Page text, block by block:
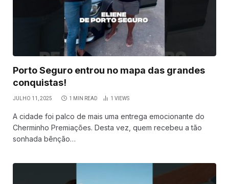
Porto Seguro entrou no mapa das grandes
conquistas!
JULHO 11, 2025 1 MIN READ 1 VIEWS
A cidade foi palco de mais uma entrega emocionante do
Cherminho Premiações. Desta vez, quem recebeu a tão
sonhada bênção…